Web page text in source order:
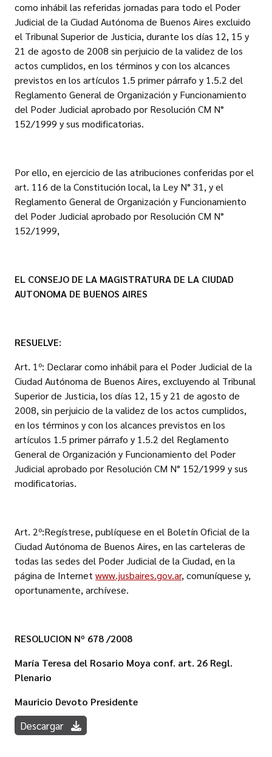
como inhábil las referidas jornadas para todo el Poder
Judicial de la Ciudad Autónoma de Buenos Aires excluido
el Tribunal Superior de Justicia, durante los días 12, 15 y
21 de agosto de 2008 sin perjuicio de la validez de los
actos cumplidos, en los términos y con los alcances
previstos en los artículos 1.5 primer párrafo y 1.5.2 del
Reglamento General de Organización y Funcionamiento
del Poder Judicial aprobado por Resolución CM N°
152/1999 y sus modificatorias.
Por ello, en ejercicio de las atribuciones conferidas por el
art. 116 de la Constitución local, la Ley N° 31, y el
Reglamento General de Organización y Funcionamiento
del Poder Judicial aprobado por Resolución CM N°
152/1999,
EL CONSEJO DE LA MAGISTRATURA DE LA CIUDAD
AUTONOMA DE BUENOS AIRES
RESUELVE:
Art. 1º: Declarar como inhábil para el Poder Judicial de la
Ciudad Autónoma de Buenos Aires, excluyendo al Tribunal
Superior de Justicia, los días 12, 15 y 21 de agosto de
2008, sin perjuicio de la validez de los actos cumplidos,
en los términos y con los alcances previstos en los
artículos 1.5 primer párrafo y 1.5.2 del Reglamento
General de Organización y Funcionamiento del Poder
Judicial aprobado por Resolución CM N° 152/1999 y sus
modificatorias.
Art. 2º:Regístrese, publíquese en el Boletín Oficial de la
Ciudad Autónoma de Buenos Aires, en las carteleras de
todas las sedes del Poder Judicial de la Ciudad, en la
página de Internet www.jusbaires.gov.ar, comuníquese y,
oportunamente, archívese.
RESOLUCION Nº 678 /2008
María Teresa del Rosario Moya conf. art. 26 Regl.
Plenario
Mauricio Devoto Presidente
Descargar